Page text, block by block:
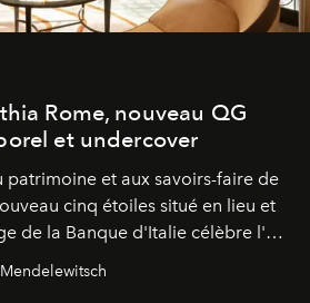
Rome, nouveau QG
et undercover
patrimoine et aux savoirs-faire de
cinq étoiles situé en lieu et
de la Banque d'Italie célèbre l'art
toute son élégance intemporelle.